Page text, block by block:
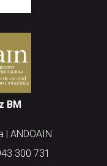
BM
| ANDOAIN
300 731